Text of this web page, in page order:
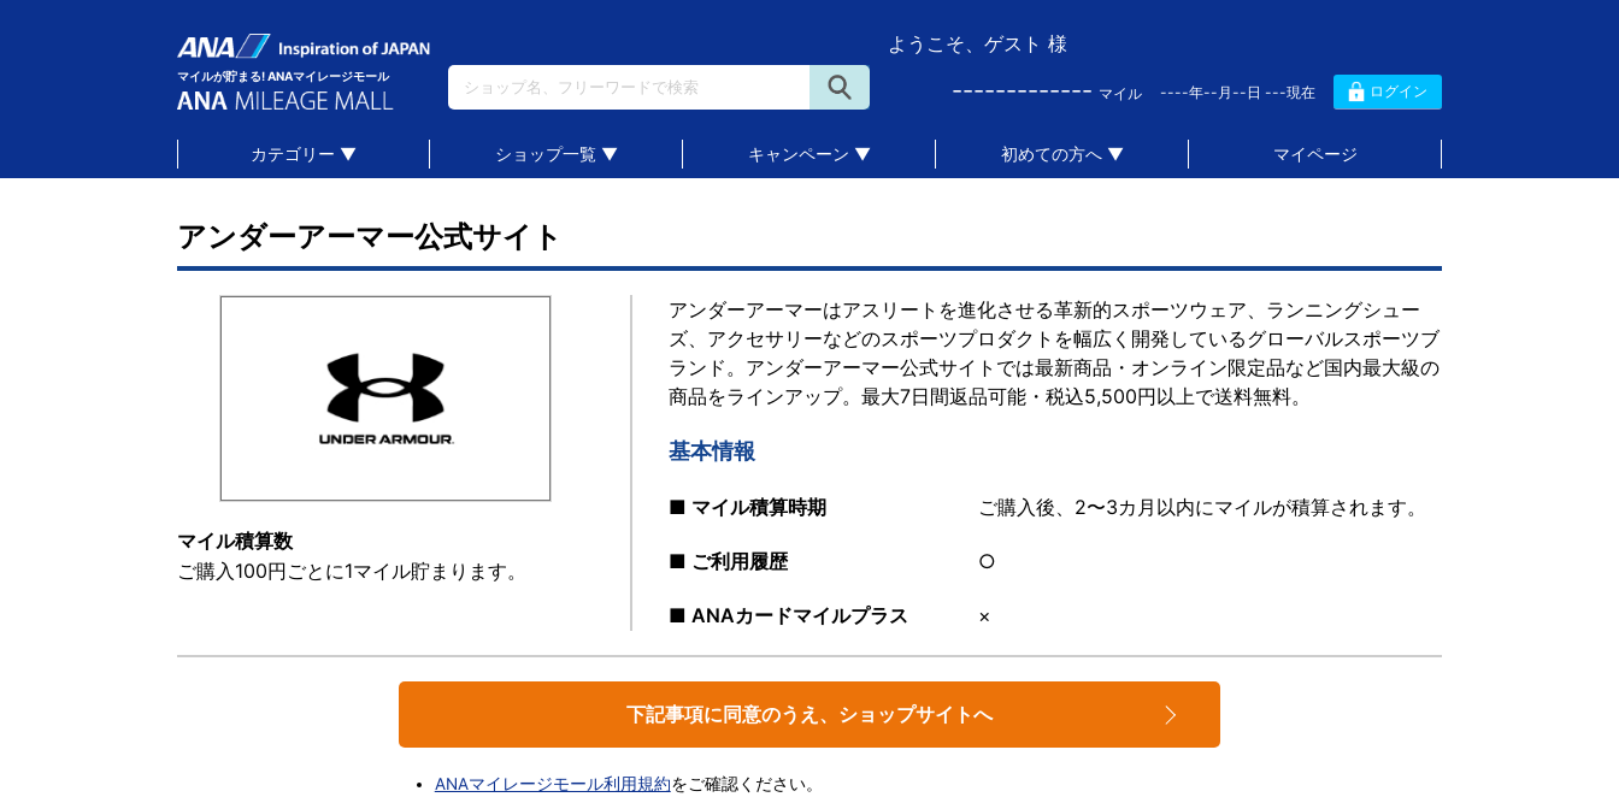
マイルが貯まる! ANAマイレージモール
ようこそ、ゲスト 様
------------- マイル ----年--月--日 ---現在 ログイン
カテゴリー ▼ ショップ一覧 ▼ キャンペーン ▼ 初めての方へ ▼ マイページ
アンダーアーマー公式サイト
マイル積算数
ご購入100円ごとに1マイル貯まります。
アンダーアーマーはアスリートを進化させる革新的スポーツウェア、ランニングシュー
ズ、アクセサリーなどのスポーツプロダクトを幅広く開発しているグローバルスポーツブ
ランド。アンダーアーマー公式サイトでは最新商品・オンライン限定品など国内最大級の
商品をラインアップ。最大7日間返品可能・税込5,500円以上で送料無料。
基本情報
■ マイル積算時期 ご購入後、2〜3カ月以内にマイルが積算されます。
■ ご利用履歴 ○
■ ANAカードマイルプラス ×
下記事項に同意のうえ、ショップサイトへ
ANAマイレージモール利用規約をご確認ください。